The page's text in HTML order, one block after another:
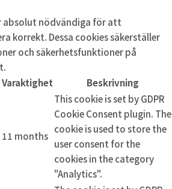
absolut nödvändiga för att
korrekt. Dessa cookies säkerställer
och säkerhetsfunktioner på
Varaktighet Beskrivning
11 months
This cookie is set by GDPR
Cookie Consent plugin. The
cookie is used to store the
user consent for the
cookies in the category
"Analytics".